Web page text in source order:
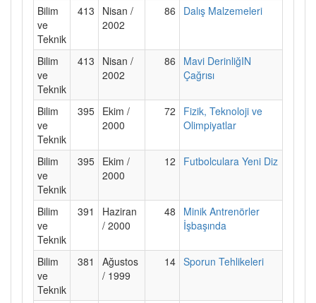
Bilim
ve
Teknik
413
Nisan /
2002
86 Dalış Malzemeleri
Bilim
ve
Teknik
413
Nisan /
2002
86
Mavi DerinliğIN
Çağrısı
Bilim
ve
Teknik
395 Ekim /
2000
72
Fizik, Teknoloji ve
Olimpiyatlar
Bilim
ve
Teknik
395 Ekim /
2000
12 Futbolculara Yeni Diz
Bilim
ve
Teknik
391
Haziran
/ 2000
48
Minik Antrenörler
İşbaşında
Bilim
ve
Teknik
381
Ağustos
/ 1999
14 Sporun Tehlikeleri